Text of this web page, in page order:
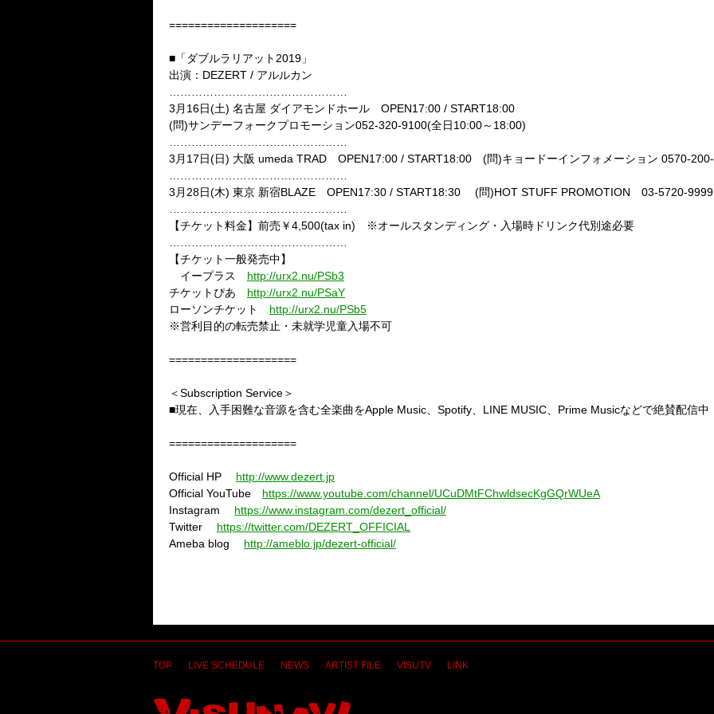
====================
■「ダブルラリアット 2019 」
出演： DEZERT / アルルカン
3 月 16日(土) 名古屋 ダイアモンドホール OPEN17:00 / START18:00
(問)サンデーフォークプロモーション052-320-9100(全日10:00～ 18:00)
3 月 17日(日) 大阪 umeda TRAD OPEN17:00 / START18:00 (問)キョードーインフォメーション 0570-
3 月 28日(木) 東京 新宿BLAZE OPEN17:30 / START18:30 (問)HOT STUFF PROMOTION
03-5720-9999
【チケット料金】前売￥4,500(tax in) ※オールスタンディング・入場時ドリンク代別途必要
【チケット一般発売中】
イープラス http://urx2.nu/PSb3
チケットぴあ http://urx2.nu/PSaY
ローソンチケット http://urx2.nu/PSb5
※営利目的の転売禁止・未就学児童入場不可
====================
＜Subscription Service＞
■現在、入手困難な音源を含む全楽曲をApple Music Spotify LINE MUSIC Prime Musicなどで絶賛配信中
====================
Official HP
http://www.dezert.jp
Official YouTube
https://www.youtube.com/channel/UCuDMtFChwldsecKgGQrWUeA
Instagram
https://www.instagram.com/dezert_official/
Twitter
https://twitter.com/DEZERT_OFFICIAL
Ameba blog
http://ameblo.jp/dezert-official/
TOP LIVE SCHEDULE NEWS ARTIST FILE VISUTV LINK